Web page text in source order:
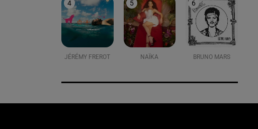
4
JÉRÉMY FREROT
5
NAÏKA
6
BRUNO MARS